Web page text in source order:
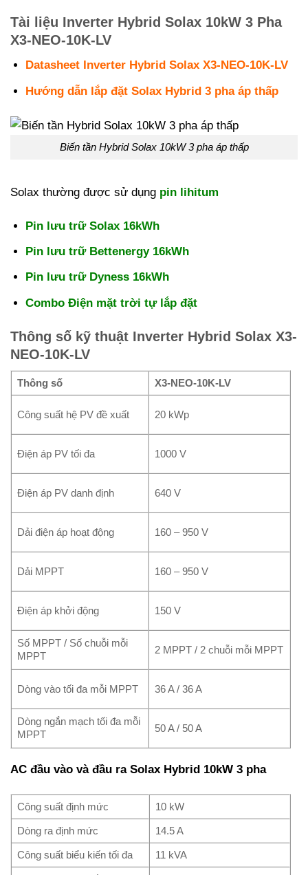
Tài liệu Inverter Hybrid Solax 10kW 3 Pha
X3-NEO-10K-LV
Datasheet Inverter Hybrid Solax X3-NEO-10K-LV
Hướng dẫn lắp đặt Solax Hybrid 3 pha áp thấp
Biến tần Hybrid Solax 10kW 3 pha áp thấp
Solax thường được sử dụng pin lihitum
Pin lưu trữ Solax 16kWh
Pin lưu trữ Bettenergy 16kWh
Pin lưu trữ Dyness 16kWh
Combo Điện mặt trời tự lắp đặt
Thông số kỹ thuật Inverter Hybrid Solax X3-
NEO-10K-LV
Thông số X3-NEO-10K-LV
Công suất hệ PV đề xuất 20 kWp
Điện áp PV tối đa 1000 V
Điện áp PV danh định 640 V
Dải điện áp hoạt động 160 – 950 V
Dải MPPT 160 – 950 V
Điện áp khởi động 150 V
Số MPPT / Số chuỗi mỗi
MPPT
2 MPPT / 2 chuỗi mỗi MPPT
Dòng vào tối đa mỗi MPPT 36 A / 36 A
Dòng ngắn mạch tối đa mỗi
MPPT
50 A / 50 A
AC đầu vào và đầu ra Solax Hybrid 10kW 3 pha
Công suất định mức 10 kW
Dòng ra định mức 14.5 A
Công suất biểu kiến tối đa 11 kVA